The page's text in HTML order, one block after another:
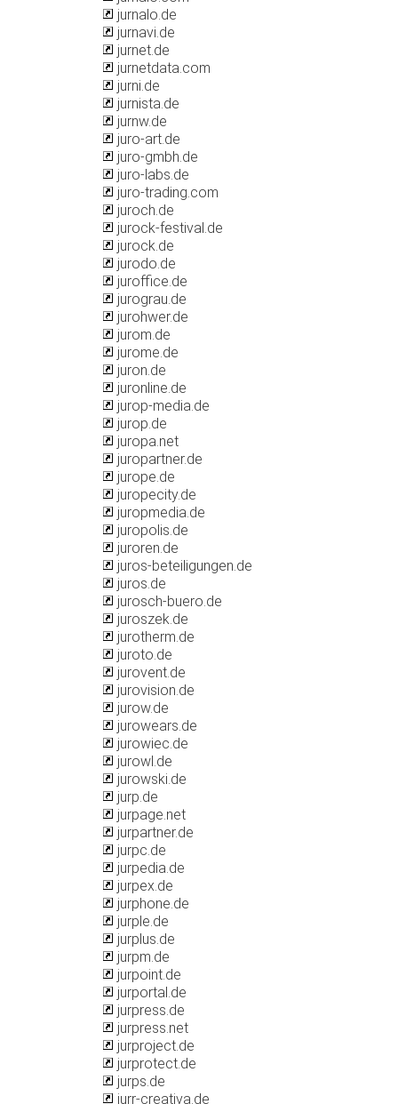
jurnalo.de
jurnavi.de
jurnet.de
jurnetdata.com
jurni.de
jurnista.de
jurnw.de
juro-art.de
juro-gmbh.de
juro-labs.de
juro-trading.com
juroch.de
jurock-festival.de
jurock.de
jurodo.de
juroffice.de
jurograu.de
jurohwer.de
jurom.de
jurome.de
juron.de
juronline.de
jurop-media.de
jurop.de
juropa.net
juropartner.de
jurope.de
juropecity.de
juropmedia.de
juropolis.de
juroren.de
juros-beteiligungen.de
juros.de
jurosch-buero.de
juroszek.de
jurotherm.de
juroto.de
jurovent.de
jurovision.de
jurow.de
jurowears.de
jurowiec.de
jurowl.de
jurowski.de
jurp.de
jurpage.net
jurpartner.de
jurpc.de
jurpedia.de
jurpex.de
jurphone.de
jurple.de
jurplus.de
jurpm.de
jurpoint.de
jurportal.de
jurpress.de
jurpress.net
jurproject.de
jurprotect.de
jurps.de
jurr-creativa.de